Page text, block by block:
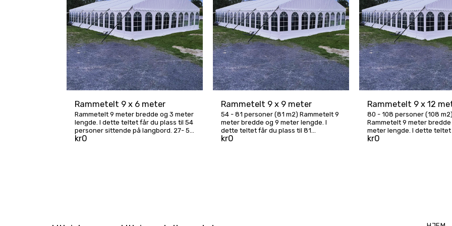
Rammetelt 9 x 6 meter
Rammetelt 9 meter bredde og 3 meter
lengde. I dette teltet får du plass til 54
personer sittende på langbord. 27- 54
personer (54 m2) Ta kontakt for
kr0
Rammetelt 9 x 9 meter
54 - 81 personer (81 m2) Rammetelt 9
meter bredde og 9 meter lengde. I
dette teltet får du plass til 81
personer sittende på langbord. Ta
kr0
Rammetelt 9 x 12
80 - 108 personer (108 m2)
Rammetelt 9 meter bredde
meter lengde. I dette teltet
plass til 108 personer
kr0